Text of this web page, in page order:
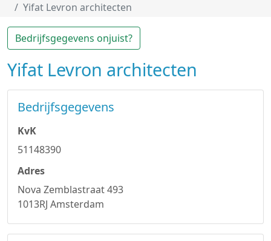
Yifat Levron architecten
Bedrijfsgegevens onjuist?
Yifat Levron architecten
Bedrijfsgegevens
KvK
51148390
Adres
Nova Zemblastraat 493
1013RJ Amsterdam